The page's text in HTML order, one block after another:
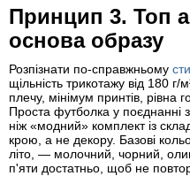
Принцип 3. Топ
основа образу
Розпізнати по-справжньому
щільність трикотажу від 180
плечу, мінімум принтів, рівна
Проста футболка у поєднанні
ніж «модний» комплект із
крою, а не декору. Базові
літо, — молочний, чорний,
п'яти достатньо, щоб не